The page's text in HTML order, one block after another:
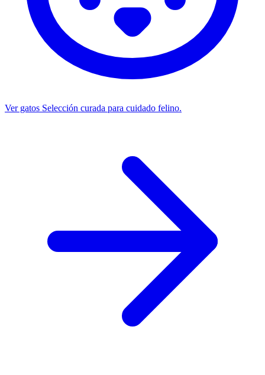
Ver gatos Selección curada para cuidado felino.